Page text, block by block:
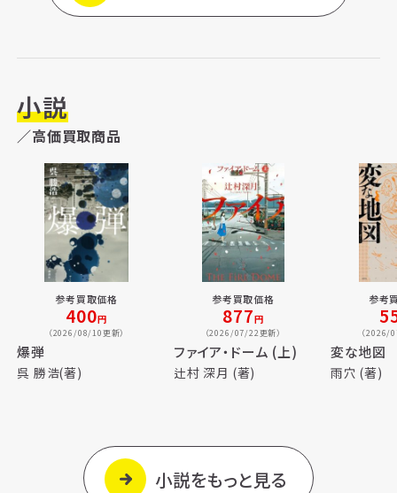
小説
／高価買取商品
参考買取価格
400円
（2026/08/10更新）
爆弾
呉 勝浩(著)
参考買取価格
877円
（2026/07/22更新）
ファイア・ドーム (上)
辻村 深月 (著)
参考
（2026/
変な地図
雨穴 (著)
小説をもっと見る